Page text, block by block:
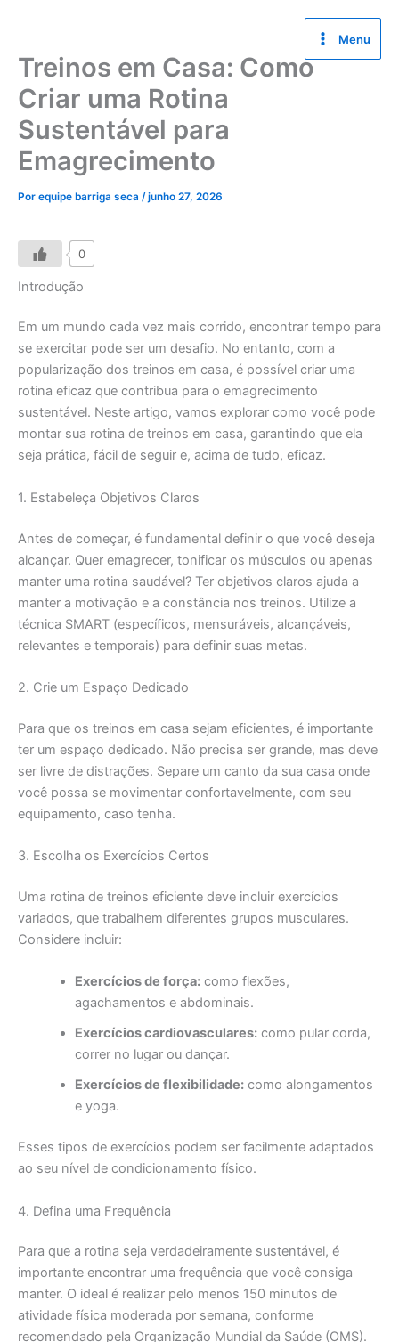
conteúdo
Menu
Treinos em Casa: Como
Criar uma Rotina
Sustentável para
Emagrecimento
Por equipe barriga seca /junho 27, 2026
0
Introdução
Em um mundo cada vez mais corrido, encontrar tempo para
se exercitar pode ser um desafio. No entanto, com a
popularização dos treinos em casa, é possível criar uma
rotina eficaz que contribua para o emagrecimento
sustentável. Neste artigo, vamos explorar como você pode
montar sua rotina de treinos em casa, garantindo que ela
seja prática, fácil de seguir e, acima de tudo, eficaz.
1. Estabeleça Objetivos Claros
Antes de começar, é fundamental definir o que você deseja
alcançar. Quer emagrecer, tonificar os músculos ou apenas
manter uma rotina saudável? Ter objetivos claros ajuda a
manter a motivação e a constância nos treinos. Utilize a
técnica SMART (específicos, mensuráveis, alcançáveis,
relevantes e temporais) para definir suas metas.
2. Crie um Espaço Dedicado
Para que os treinos em casa sejam eficientes, é importante
ter um espaço dedicado. Não precisa ser grande, mas deve
ser livre de distrações. Separe um canto da sua casa onde
você possa se movimentar confortavelmente, com seu
equipamento, caso tenha.
3. Escolha os Exercícios Certos
Uma rotina de treinos eficiente deve incluir exercícios
variados, que trabalhem diferentes grupos musculares.
Considere incluir:
Exercícios de força:como flexões,
agachamentos e abdominais.
Exercícios cardiovasculares:como pular corda,
correr no lugar ou dançar.
Exercícios de flexibilidade:como alongamentos
e yoga.
Esses tipos de exercícios podem ser facilmente adaptados
ao seu nível de condicionamento físico.
4. Defina uma Frequência
Para que a rotina seja verdadeiramente sustentável, é
importante encontrar uma frequência que você consiga
manter. O ideal é realizar pelo menos 150 minutos de
atividade física moderada por semana, conforme
recomendado pela Organização Mundial da Saúde (OMS).